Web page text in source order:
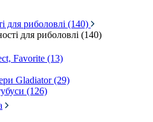
для риболовлі (140)
для риболовлі (140)
Favorite (13)
Gladiator (29)
(126)